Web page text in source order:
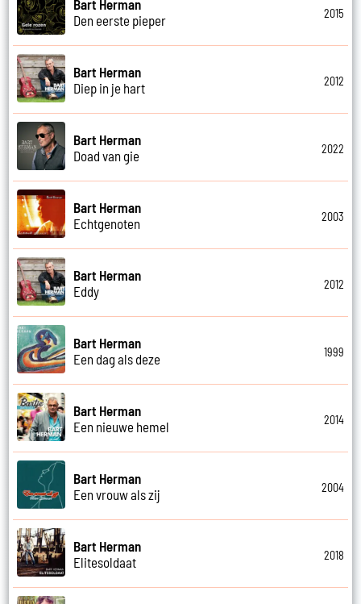
Bart Herman
Den eerste pieper
2015
Bart Herman
Diep in je hart
2012
Bart Herman
Doad van gie
2022
Bart Herman
Echtgenoten
2003
Bart Herman
Eddy
2012
Bart Herman
Een dag als deze
1999
Bart Herman
Een nieuwe hemel
2014
Bart Herman
Een vrouw als zij
2004
Bart Herman
Elitesoldaat
2018